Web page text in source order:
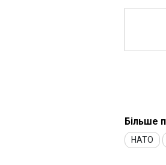
Більше
НАТО